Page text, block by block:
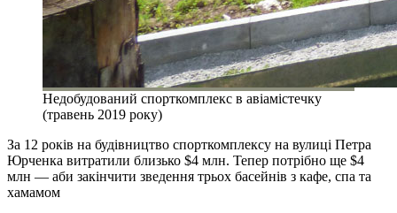
Недобудований спорткомплекс в авіамістечку
(травень 2019 року)
За 12 років на будівництво спорткомплексу на вулиці Петра
Юрченка витратили близько $4 млн. Тепер потрібно ще $4
млн — аби закінчити зведення трьох басейнів з кафе, спа та
хамамом